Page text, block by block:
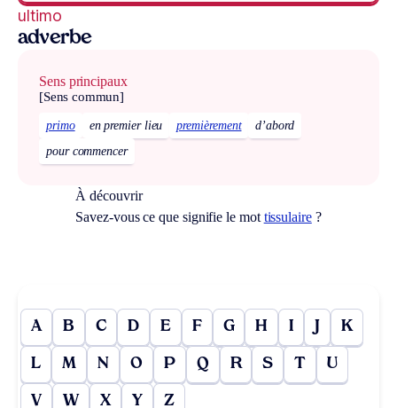
ultimo
adverbe
Sens principaux
[Sens commun]
primo en premier lieu premièrement
d’abord
pour commencer
À découvrir
Savez-vous ce que signifie le mot tissulaire?
A B C D E F G H I J K
L M N O P Q R S T U
V W X Y Z